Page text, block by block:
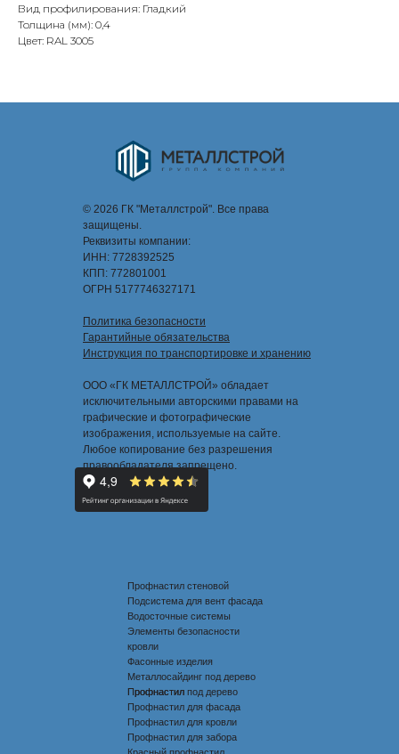
Вид профилирования: Гладкий
Толщина (мм): 0,4
Цвет: RAL 3005
© 2026 ГК "Металлстрой". Все права
защищены.
Реквизиты компании:
ИНН: 7728392525
КПП: 772801001
ОГРН 5177746327171
Политика безопасности
Гарантийные обязательства
Инструкция по транспортировке и хранению
ООО «ГК МЕТАЛЛСТРОЙ» обладает
исключительными авторскими правами на
графические и фотографические
изображения, используемые на сайте.
Любое копирование без разрешения
правообладателя запрещено.
Профнастил стеновой
Подсистема для вент фасада
Водосточные системы
Элементы безопасности
кровли
Фасонные изделия
Металлосайдинг под дерево
Профнастил под дерево
Профнастил
Профнастил для фасада
Профнастил для кровли
Профнастил для забора